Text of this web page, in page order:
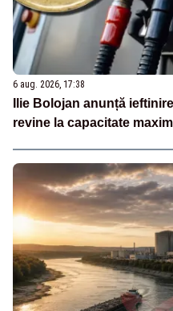
6 aug. 2026, 17:38
Ilie Bolojan anunță
revine la capacitate